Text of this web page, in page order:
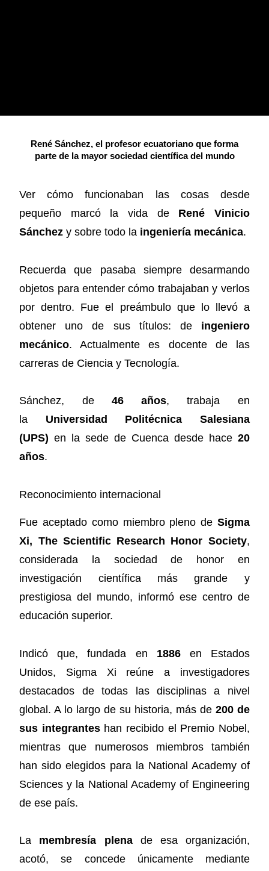
René Sánchez, el profesor ecuatoriano que forma
parte de la mayor sociedad científica del mundo
Ver cómo funcionaban las cosas desde
pequeño marcó la vida de René Vinicio
Sánchez y sobre todo la ingeniería mecánica.
Recuerda que pasaba siempre desarmando
objetos para entender cómo trabajaban y verlos
por dentro. Fue el preámbulo que lo llevó a
obtener uno de sus títulos: de ingeniero
mecánico. Actualmente es docente de las
carreras de Ciencia y Tecnología.
Sánchez, de 46 años, trabaja en
la Universidad Politécnica Salesiana
(UPS) en la sede de Cuenca desde hace 20
años.
Reconocimiento internacional
Fue aceptado como miembro pleno de Sigma
Xi, The Scientific Research Honor Society,
considerada la sociedad de honor en
investigación científica más grande y
prestigiosa del mundo, informó ese centro de
educación superior.
Indicó que, fundada en 1886en Estados
Unidos, Sigma Xi reúne a investigadores
destacados de todas las disciplinas a nivel
global. A lo largo de su historia, más de 200 de
sus integranteshan recibido el Premio Nobel,
mientras que numerosos miembros también
han sido elegidos para la National Academy of
Sciences y la National Academy of Engineering
de ese país.
La membresía plenade esa organización,
acotó, se concede únicamente mediante